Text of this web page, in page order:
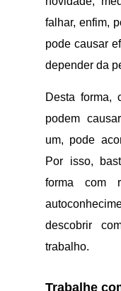
falhar, enfim,
pode causar
depender da
Desta forma,
podem
um, pode
Por isso,
forma com
descobrir
trabalho.
Trabalhe